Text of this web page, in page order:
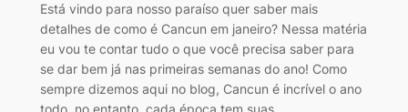
Está vindo para nosso paraíso quer saber mais
detalhes de como é Cancun em janeiro? Nessa matéria
eu vou te contar tudo o que você precisa saber para
se dar bem já nas primeiras semanas do ano! Como
sempre dizemos aqui no blog, Cancun é incrível o ano
todo, no entanto, cada época tem suas…